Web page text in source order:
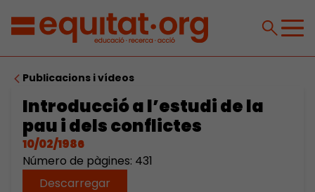
Publicacions i vídeos
Introducció a l’estudi de la
pau i dels conflictes
10/02/1986
Número de pàgines: 431
Descarregar